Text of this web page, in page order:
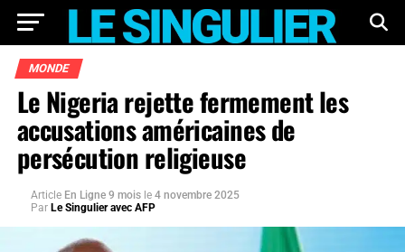
MONDE
Le Nigeria rejette fermement les
accusations américaines de
persécution religieuse
Article En Ligne 9 mois le 4 novembre 2025
Par Le Singulier avec AFP